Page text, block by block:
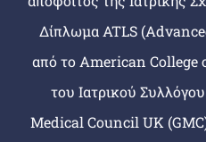
Δίπλωμα ATLS
από το American College
του Ιατρικού
Medical Council UK